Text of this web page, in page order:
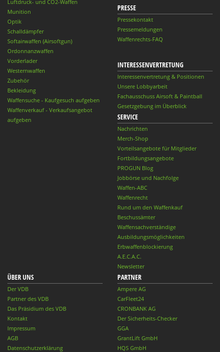
Luftdruck- und CO2-Waffen
Munition
Optik
Schalldämpfer
Softairwaffen (Airsoftgun)
Ordonnanzwaffen
Vorderlader
Westernwaffen
Zubehör
Bekleidung
Waffensuche - Kaufgesuch aufgeben
Waffenverkauf - Verkaufsangebot
aufgeben
PRESSE
Pressekontakt
Pressemeldungen
Waffenrechts-FAQ
INTERESSENVERTRETUNG
Interessenvertretung & Positionen
Unsere Lobbyarbeit
Fachausschuss Airsoft & Paintball
Gesetzgebung im Überblick
SERVICE
Nachrichten
Merch-Shop
Vorteilsangebote für Mitglieder
Fortbildungsangebote
PROGUN Blog
Jobbörse und Nachfolge
Waffen-ABC
Waffenrecht
Rund um den Waffenkauf
Beschussämter
Waffensachverständige
Ausbildungsmöglichkeiten
Erbwaffenblockierung
A.E.C.A.C.
Newsletter
ÜBER UNS
Der VDB
Partner des VDB
Das Präsidium des VDB
Kontakt
Impressum
AGB
Datenschutzerklärung
PARTNER
Ampere AG
CarFleet24
CRONBANK AG
Der Sicherheits-Checker
GGA
GrantLift GmbH
HQS GmbH